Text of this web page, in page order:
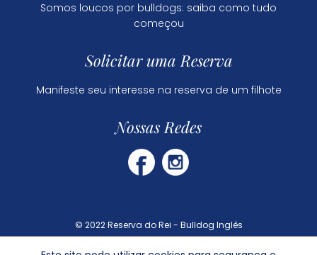
Somos loucos por bulldogs: saiba como tudo
começou
Solicitar uma Reserva
Manifeste seu interesse na reserva de um filhote
Nossas Redes
© 2022 Reserva do Rei - Bulldog Inglês